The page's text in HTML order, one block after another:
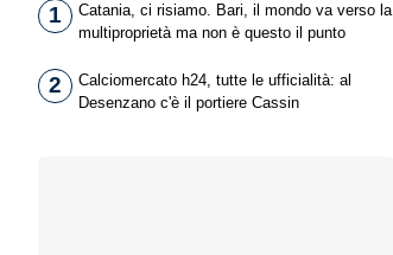
1
Catania, ci risiamo. Bari, il mondo va verso la
multiproprietà ma non è questo il punto
2
Calciomercato h24, tutte le ufficialità: al
Desenzano c'è il portiere Cassin